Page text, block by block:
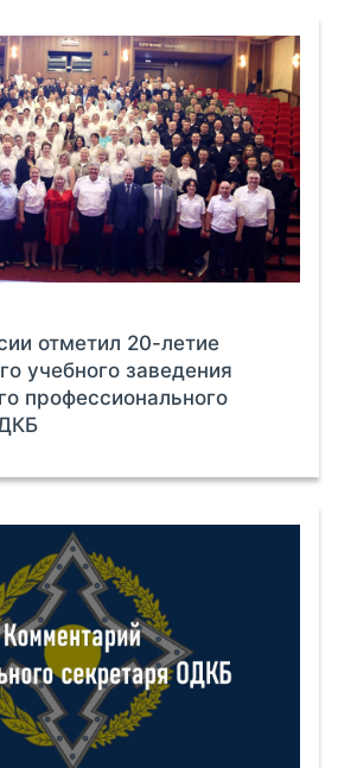
отметил 20-летие
учебного заведения
профессионального